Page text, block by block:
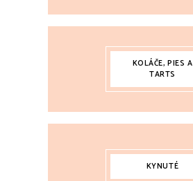
KOLÁČE, PIES A
TARTS
KYNUTÉ